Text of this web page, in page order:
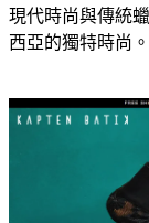
現代時尚與傳統
西亞的獨特時尚。